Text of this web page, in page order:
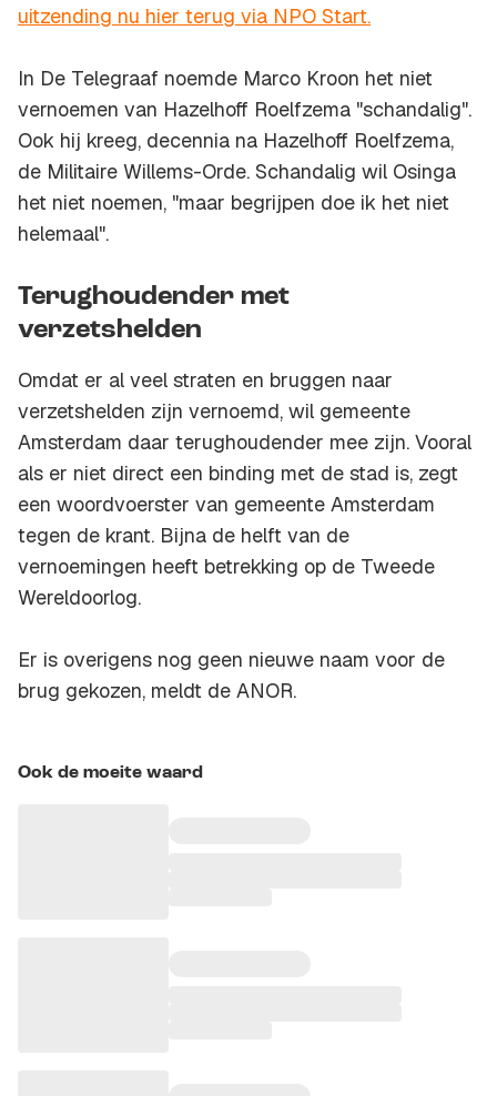
uitzending nu hier terug via NPO Start.
In De Telegraaf noemde Marco Kroon het niet
vernoemen van Hazelhoff Roelfzema "schandalig".
Ook hij kreeg, decennia na Hazelhoff Roelfzema,
de Militaire Willems-Orde. Schandalig wil Osinga
het niet noemen, "maar begrijpen doe ik het niet
helemaal".
Terughoudender met
verzetshelden
Omdat er al veel straten en bruggen naar
verzetshelden zijn vernoemd, wil gemeente
Amsterdam daar terughoudender mee zijn. Vooral
als er niet direct een binding met de stad is, zegt
een woordvoerster van gemeente Amsterdam
tegen de krant. Bijna de helft van de
vernoemingen heeft betrekking op de Tweede
Wereldoorlog.
Er is overigens nog geen nieuwe naam voor de
brug gekozen, meldt de ANOR.
Ook de moeite waard